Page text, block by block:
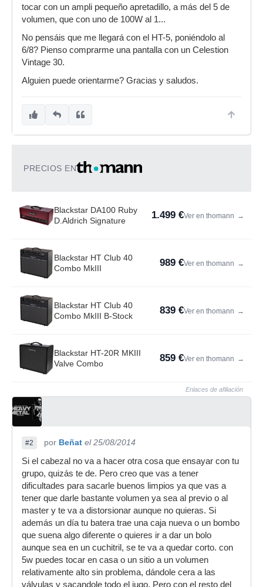
tocar con un ampli pequeño apretadillo, a más del 5 de
volumen, que con uno de 100W al 1...
No pensáis que me llegará con el HT-5, poniéndolo al
6/8? Pienso comprarme una pantalla con un Celestion
Vintage 30.
Alguien puede orientarme? Gracias y saludos.
PRECIOS EN
Blackstar DA100 Ruby
D.Aldrich Signature
1.499 €Ver en thomann →
Blackstar HT Club 40
Combo MkIII
989 €Ver en thomann →
Blackstar HT Club 40
Combo MkIII B-Stock
839 €Ver en thomann →
Blackstar HT-20R MKIII
Valve Combo
859 €Ver en thomann →
Enlaces de afiliación
#2 por Beñat el 25/08/2014
Si el cabezal no va a hacer otra cosa que ensayar con tu
grupo, quizás te de. Pero creo que vas a tener
dificultades para sacarle buenos limpios ya que vas a
tener que darle bastante volumen ya sea al previo o al
master y te va a distorsionar aunque no quieras. Si
además un día tu batera trae una caja nueva o un bombo
que suena algo diferente o quieres ir a dar un bolo
aunque sea en un cuchitril, se te va a quedar corto. con
5w puedes tocar en casa o un sitio a un volumen
relativamente alto sin problema, dándole cera a las
válvulas y sacandole todo el jugo. Pero con el resto del